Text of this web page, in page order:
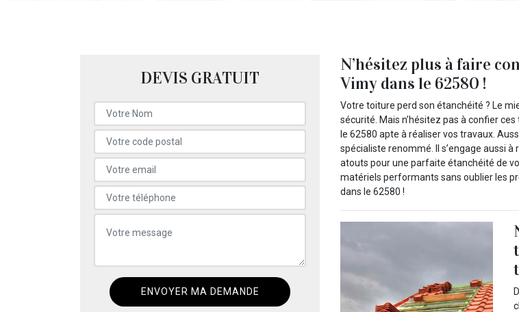
DEVIS GRATUIT
N’hésitez plus à faire
Vimy dans le 62580 !
Votre toiture perd son étanchéité ? Le
sécurité. Mais n’hésitez pas à confier
le 62580 apte à réaliser vos travaux.
spécialiste renommé. Il s’engage aussi
atouts pour une parfaite étanchéité de
matériels performants sans oublier les
dans le 62580 !